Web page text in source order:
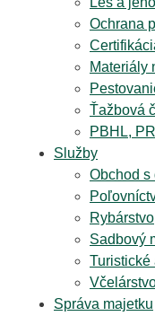
Ochrana
Materiály
Ťažbová
PBHL,
Služby
Obchod s
Rybárstvo
Sadbový
Turistické
Správa majetku